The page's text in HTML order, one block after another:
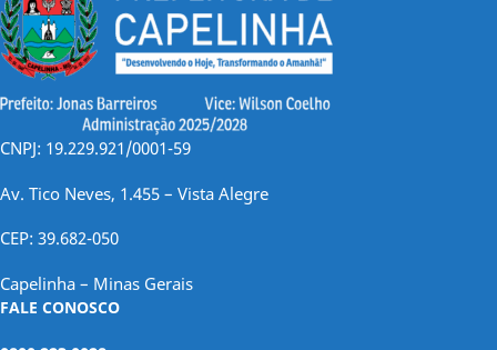
CNPJ: 19.229.921/0001-59
Av. Tico Neves, 1.455 – Vista Alegre
CEP: 39.682-050
Capelinha – Minas Gerais
FALE CONOSCO